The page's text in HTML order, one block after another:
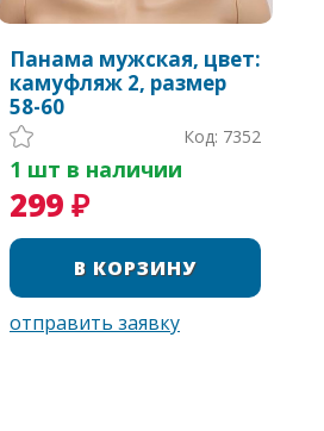
Панама мужская, цвет:
камуфляж 2, размер
58-60
Код: 7352
1 шт в наличии
299 ₽